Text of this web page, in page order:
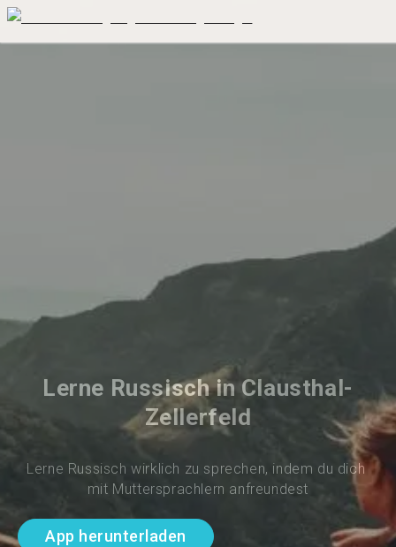
Lerne Russisch in Clausthal-
Zellerfeld
Lerne Russisch wirklich zu sprechen, indem du dich
mit Muttersprachlern anfreundest
App herunterladen